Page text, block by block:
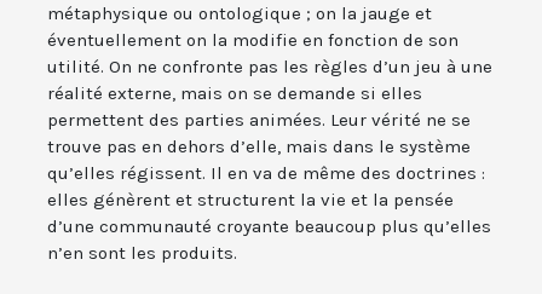
métaphysique ou ontologique ; on la jauge et
éventuellement on la modifie en fonction de son
utilité. On ne confronte pas les règles d’un jeu à une
réalité externe, mais on se demande si elles
permettent des parties animées. Leur vérité ne se
trouve pas en dehors d’elle, mais dans le système
qu’elles régissent. Il en va de même des doctrines :
elles génèrent et structurent la vie et la pensée
d’une communauté croyante beaucoup plus qu’elles
n’en sont les produits.